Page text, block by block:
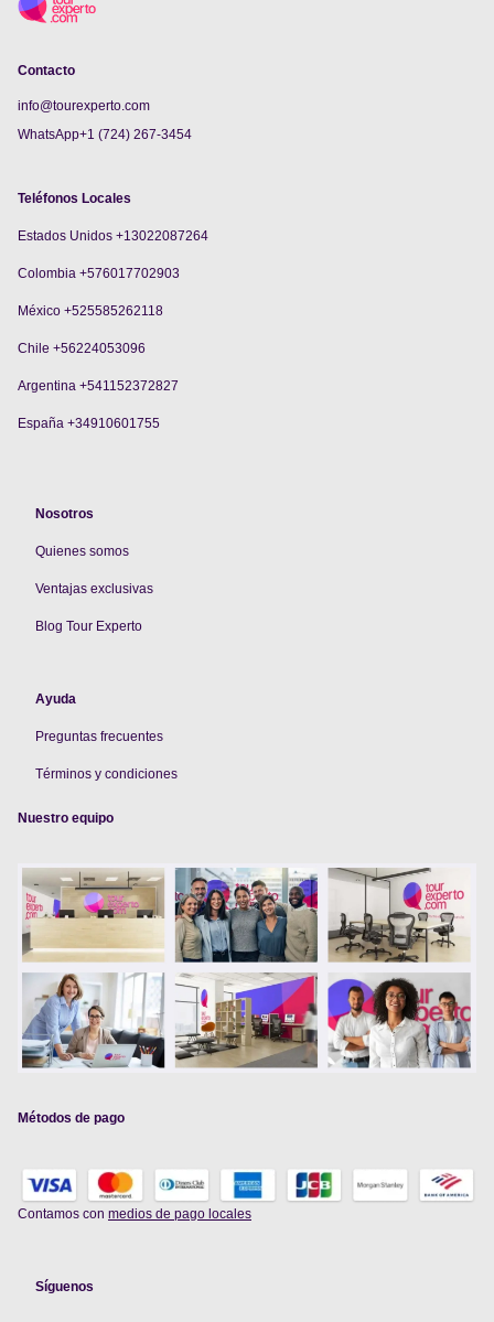
Contacto
info@tourexperto.com
WhatsApp+1 (724) 267-3454
Teléfonos Locales
Estados Unidos +13022087264
Colombia +576017702903
México +525585262118
Chile +56224053096
Argentina +541152372827
España +34910601755
Nosotros
Quienes somos
Ventajas exclusivas
Blog Tour Experto
Ayuda
Preguntas frecuentes
Términos y condiciones
Nuestro equipo
Métodos de pago
Contamos con medios de pago locales
Síguenos